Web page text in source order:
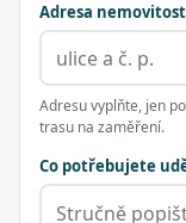
Adresa
Adresu vyplňte, jen
trasu na zaměření.
Co potřebujete